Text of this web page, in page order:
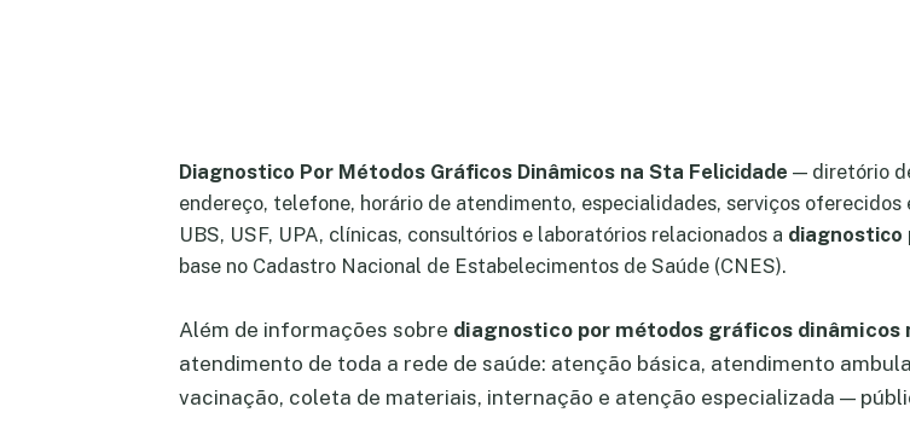
Diagnostico Por Métodos Gráficos Dinâmicos na Sta Felicidade — diretório
endereço, telefone, horário de atendimento, especialidades, serviços
UBS, USF, UPA, clínicas, consultórios e laboratórios relacionados a diagnostico
base no Cadastro Nacional de Estabelecimentos de Saúde (CNES).
Além de informações sobre diagnostico por métodos gráficos dinâmicos
atendimento de toda a rede de saúde: atenção básica, atendimento
vacinação, coleta de materiais, internação e atenção especializada —